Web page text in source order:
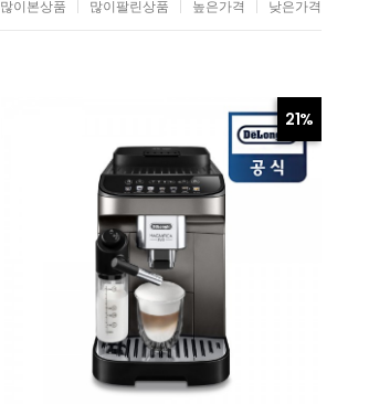
많이본상품 많이팔린상품 높은가격 낮은가격
21%